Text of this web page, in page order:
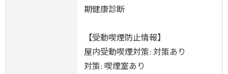
期健康診断
【受動喫煙防止情報】
屋内受動喫煙対策: 対策あり
対策: 喫煙室あり